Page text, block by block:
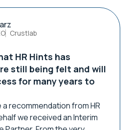
Crustlab
HR Hints has
still being felt and will
for many years to
a recommendation from HR
we received an Interim